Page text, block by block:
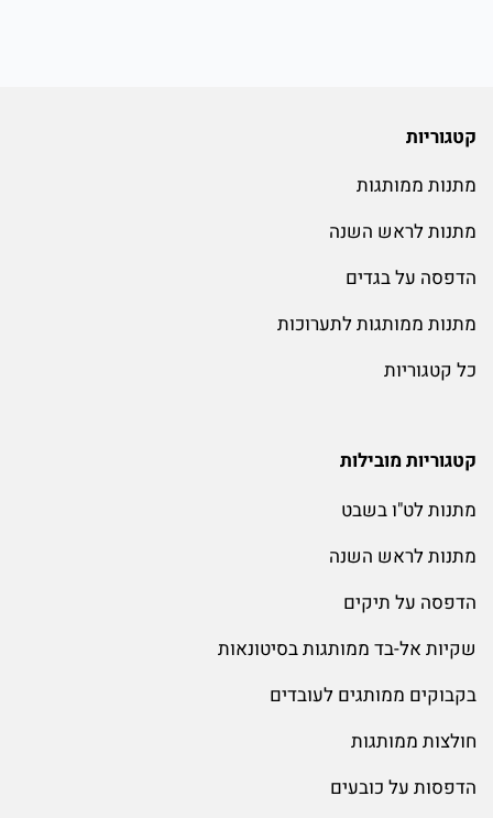
קטגוריות
מתנות ממותגות
מתנות לראש השנה
הדפסה על בגדים
מתנות ממותגות לתערוכות
כל קטגוריות
קטגוריות מובילות
מתנות לט"ו בשבט
מתנות לראש השנה
הדפסה על תיקים
שקיות אל-בד ממותגות בסיטונאות
בקבוקים ממותגים לעובדים
חולצות ממותגות
הדפסות על כובעים